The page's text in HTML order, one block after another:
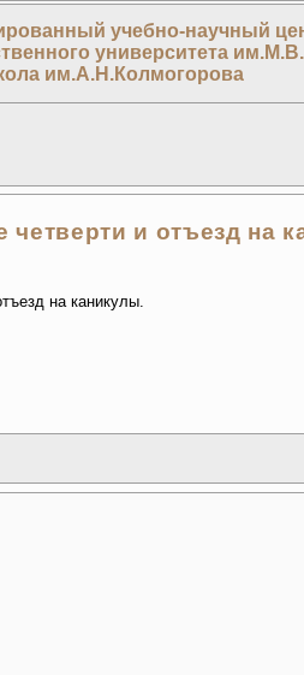
учебно-научный
университета
им.А.Н.Колмогорова
и отъезд на
на каникулы.